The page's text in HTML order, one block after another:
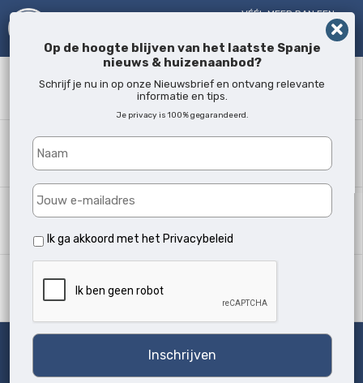
VÉÉL MEER DAN EEN
Waar?
Alle locaties
Woningtype
Alle soorten
Zoeken
Op de hoogte blijven van het laatste Spanje
nieuws & huizenaanbod?
Schrijf je nu in op onze Nieuwsbrief en ontvang relevante
informatie en tips.
Je privacy is 100% gegarandeerd.
Ik ga akkoord met het Privacybeleid